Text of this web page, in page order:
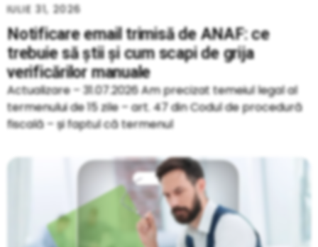
Notificare email trimisă de ANAF: ce
trebuie să știi și cum scapi de grija
verificărilor manuale
IULIE 31, 2026
Actualizare – 31.07.2026 Am precizat temeiul legal al
termenului de 15 zile – art. 47 din Codul de procedură
fiscală – și faptul că termenul